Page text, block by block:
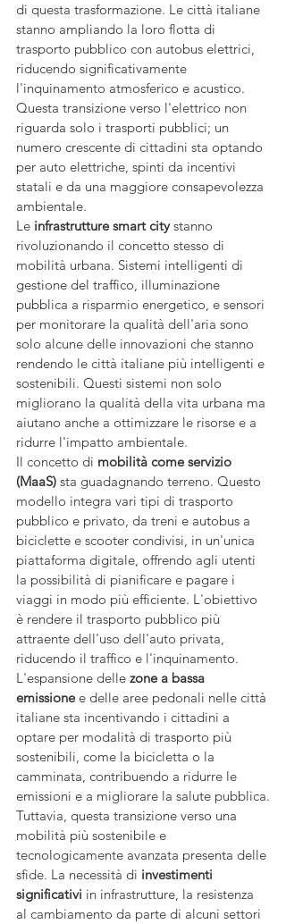
di questa trasformazione. Le città italiane
stanno ampliando la loro flotta di
trasporto pubblico con autobus elettrici,
riducendo significativamente
l'inquinamento atmosferico e acustico.
Questa transizione verso l'elettrico non
riguarda solo i trasporti pubblici; un
numero crescente di cittadini sta optando
per auto elettriche, spinti da incentivi
statali e da una maggiore consapevolezza
ambientale.
Le infrastrutture smart city stanno
rivoluzionando il concetto stesso di
mobilità urbana. Sistemi intelligenti di
gestione del traffico, illuminazione
pubblica a risparmio energetico, e sensori
per monitorare la qualità dell'aria sono
solo alcune delle innovazioni che stanno
rendendo le città italiane più intelligenti e
sostenibili. Questi sistemi non solo
migliorano la qualità della vita urbana ma
aiutano anche a ottimizzare le risorse e a
ridurre l'impatto ambientale.
Il concetto di mobilità come servizio
(MaaS) sta guadagnando terreno. Questo
modello integra vari tipi di trasporto
pubblico e privato, da treni e autobus a
biciclette e scooter condivisi, in un'unica
piattaforma digitale, offrendo agli utenti
la possibilità di pianificare e pagare i
viaggi in modo più efficiente. L'obiettivo
è rendere il trasporto pubblico più
attraente dell'uso dell'auto privata,
riducendo il traffico e l'inquinamento.
L'espansione delle zone a bassa
emissione e delle aree pedonali nelle città
italiane sta incentivando i cittadini a
optare per modalità di trasporto più
sostenibili, come la bicicletta o la
camminata, contribuendo a ridurre le
emissioni e a migliorare la salute pubblica.
Tuttavia, questa transizione verso una
mobilità più sostenibile e
tecnologicamente avanzata presenta delle
sfide. La necessità di investimenti
significativi in infrastrutture, la resistenza
al cambiamento da parte di alcuni settori